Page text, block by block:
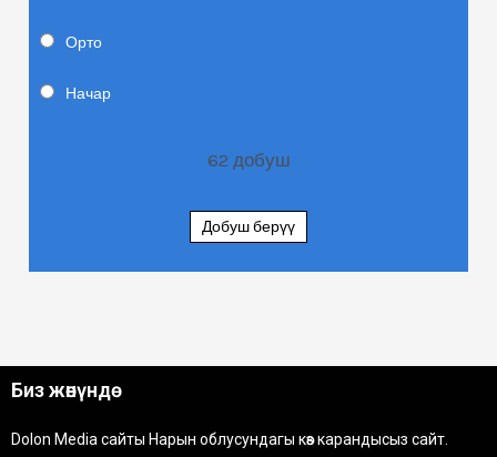
Орто
Начар
62 добуш
Добуш берүү
Биз жөнүндө
Dolon Media сайты Нарын облусундагы көз карандысыз сайт.